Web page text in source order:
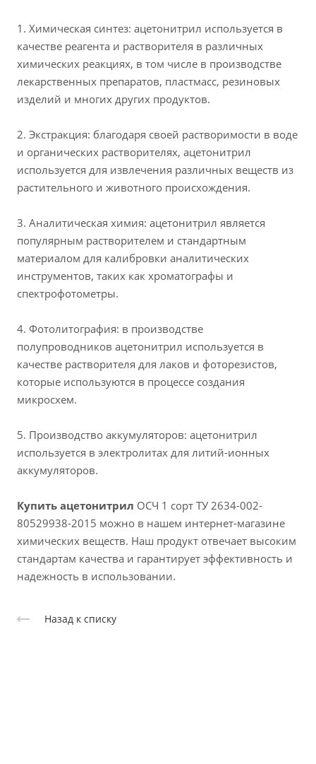
1. Химическая синтез: ацетонитрил используется в
качестве реагента и растворителя в различных
химических реакциях, в том числе в производстве
лекарственных препаратов, пластмасс, резиновых
изделий и многих других продуктов.
2. Экстракция: благодаря своей растворимости в воде
и органических растворителях, ацетонитрил
используется для извлечения различных веществ из
растительного и животного происхождения.
3. Аналитическая химия: ацетонитрил является
популярным растворителем и стандартным
материалом для калибровки аналитических
инструментов, таких как хроматографы и
спектрофотометры.
4. Фотолитография: в производстве
полупроводников ацетонитрил используется в
качестве растворителя для лаков и фоторезистов,
которые используются в процессе создания
микросхем.
5. Производство аккумуляторов: ацетонитрил
используется в электролитах для литий-ионных
аккумуляторов.
Купить ацетонитрил ОСЧ 1 сорт ТУ 2634-002-
80529938-2015 можно в нашем интернет-магазине
химических веществ. Наш продукт отвечает высоким
стандартам качества и гарантирует эффективность и
надежность в использовании.
Назад к списку